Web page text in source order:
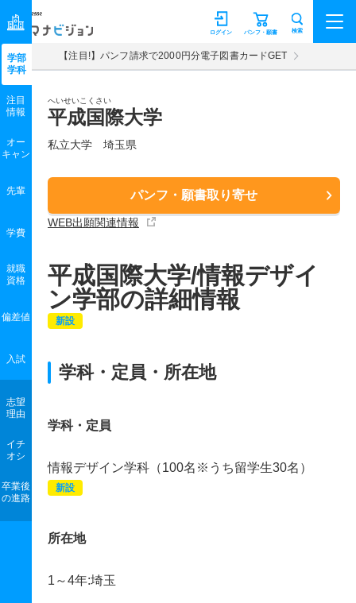
マナビジョン パンフ・願書
ログイン 検索
【注目!】パンフ請求で2000円分電子図書カードGET
へいせいこくさい
平成国際大学
私立大学 埼玉県
パンフ・願書取り寄せ
WEB出願関連情報
学部
学科
注目
情報
オー
キャン
先輩
学費
就職
資格
偏差値
入試
志望
理由
イチ
オシ
卒業後
の進路
平成国際大学/情報デザイ
ン学部の詳細情報
新設
学科・定員・所在地
学科・定員
情報デザイン学科（100名※うち留学生30名）
新設
所在地
1～4年:埼玉